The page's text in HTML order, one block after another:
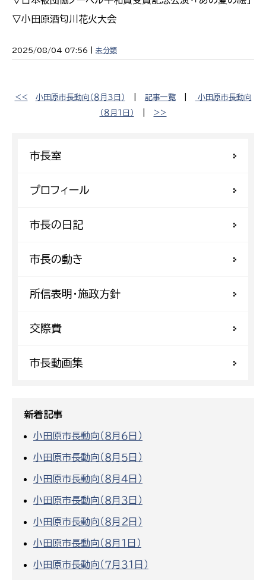
▽小田原酒匂川花火大会
2025/08/04 07:56 | 未分類
<< 小田原市長動向（８月３日） 記事一覧|
小田原市長動向
（８月１日）
>>
市長室
プロフィール
市長の日記
市長の動き
所信表明・施政方針
交際費
市長動画集
新着記事
小田原市長動向（８月６日）
小田原市長動向（８月５日）
小田原市長動向（８月４日）
小田原市長動向（８月３日）
小田原市長動向（８月２日）
小田原市長動向（８月１日）
小田原市長動向（７月３１日）